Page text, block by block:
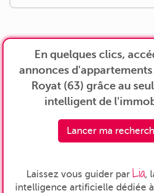
En quelques clics,
annonces d'appartements
Royat (63) grâce au
intelligent de
Lancer ma
Laissez vous guider par Lia,
intelligence artificielle dédiée